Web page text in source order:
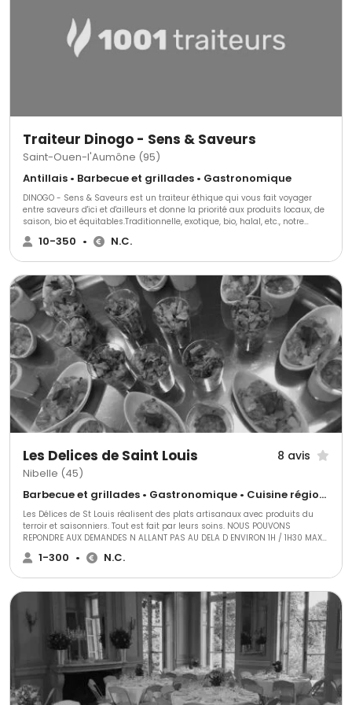
Traiteur Dinogo - Sens & Saveurs
Saint-Ouen-l'Aumône (95)
Antillais • Barbecue et grillades • Gastronomique
DINOGO - Sens & Saveurs est un traiteur éthique qui vous fait voyager
entre saveurs d'ici et d'ailleurs et donne la priorité aux produits locaux, de
saison, bio et équitables.Traditionnelle, exotique, bio, halal, etc., notre
cuisine, nouvelle et inventive, s'adapte au gré de vos envies.Notre carte
propose des produits de qualité, adaptés aux saisons et à vos envies, et
à votre disposition pour répondre à vos questions, pour vous conseiller
dans vos choix et vous aider à organiser votre événement.
10-350 • N.C.
Les Delices de Saint Louis 8 avis
Nibelle (45)
Barbecue et grillades • Gastronomique • Cuisine régionale
Les Délices de St Louis réalisent des plats artisanaux avec produits du
terroir et saisonniers. Tout est fait par leurs soins. NOUS POUVONS
REPONDRE AUX DEMANDES N ALLANT PAS AU DELA D ENVIRON 1H / 1H30 MAX
DE NOTRE LABORATOIRE
1-300 • N.C.